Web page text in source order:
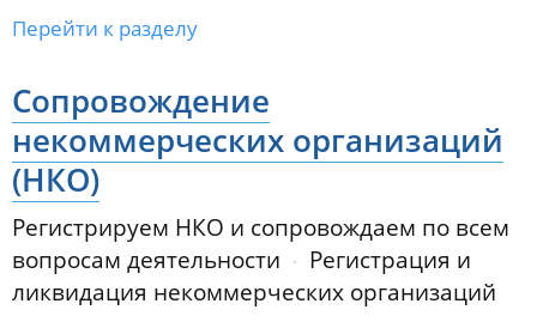
Перейти к разделу
Сопровождение
некоммерческих организаций
(НКО)
Регистрируем НКО и сопровождаем по всем
вопросам деятельности
Регистрация и
ликвидация некоммерческих организаций